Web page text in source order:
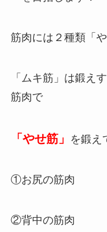
筋肉には２種類「
「ムキ筋」は鍛え
筋肉で
「やせ筋」 を鍛え
①お尻の筋肉
②背中の筋肉